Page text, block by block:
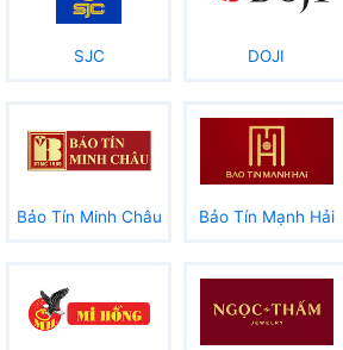
SJC DOJI
Bảo Tín Minh Châu Bảo Tín Mạnh Hải